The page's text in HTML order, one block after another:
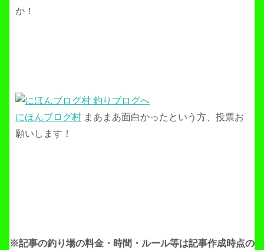
か！
にほんブログ村 まあまあ面白かったという方、投票お
願いします！
※記事の釣り場の料金・時間・ルール等は記事作成時点の